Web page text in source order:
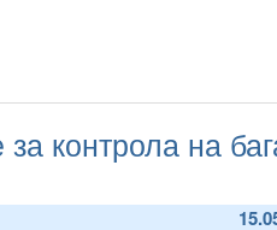
контрола на